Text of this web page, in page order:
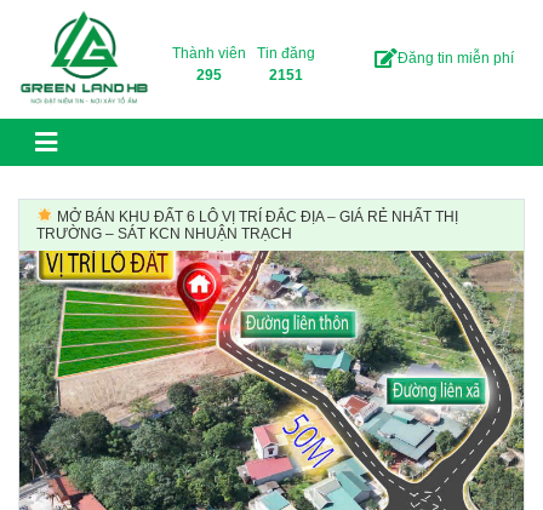
Skip to content
Thành viên
295
Tin đăng
2151
Đăng tin miễn phí
MỞ BÁN KHU ĐẤT 6 LÔ VỊ TRÍ ĐẮC ĐỊA – GIÁ RẺ NHẤT THỊ
TRƯỜNG – SÁT KCN NHUẬN TRẠCH